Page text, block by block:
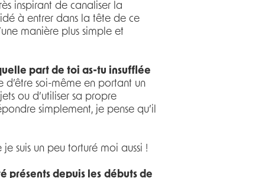
inspirant de canaliser la
à entrer dans la tête de ce
manière plus simple et
part de toi as-tu insufflée
d’être soi-même en portant un
ou d’utiliser sa propre
simplement, je pense qu’il
suis un peu torturé moi aussi !
présents depuis les débuts de